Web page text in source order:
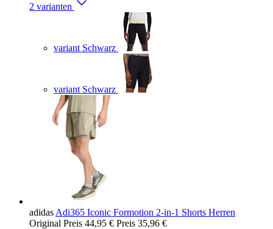
2 varianten
variant Schwarz
variant Schwarz
adidas Adi365 Iconic Formotion 2-in-1 Shorts Herren
Original Preis 44,95 € Preis 35,96 €